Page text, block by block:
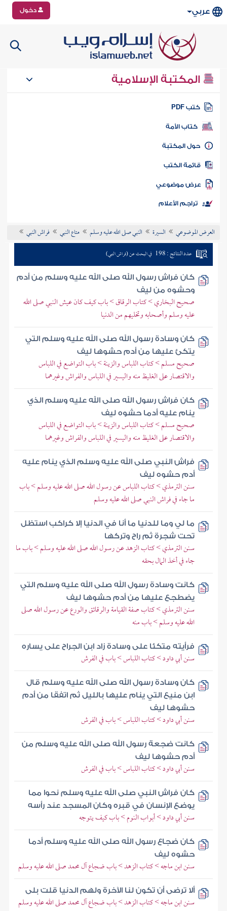
عربي دخول
المكتبة الإسلامية
كتب PDF
كتاب الأمة
المكتبة
الكتب
موضوعي
تراجم الأعلام
العرض الموضوعي السيرة النبي صلى الله عليه وسلم متاع النبي فراش النبي
عدد النتائج : 198 في البحث عن (فراش النبي)
كان فراش رسول الله صلى الله عليه وسلم من أدم
وحشوه من ليف
صحيح البخاري > كتاب الرقاق > باب كيف كان عيش النبي صلى الله
عليه وسلم وأصحابه وتخليهم من الدنيا
كان وسادة رسول الله صلى الله عليه وسلم التي
يتكئ عليها من أدم حشوها ليف
صحيح مسلم > كتاب اللباس والزينة > باب التواضع في اللباس
والاقتصار على الغليظ منه واليسير في اللباس والفراش وغيرهما
كان فراش رسول الله صلى الله عليه وسلم الذي
ينام عليه أدما حشوه ليف
صحيح مسلم > كتاب اللباس والزينة > باب التواضع في اللباس
والاقتصار على الغليظ منه واليسير في اللباس والفراش وغيرهما
فراش النبي صلى الله عليه وسلم الذي ينام عليه
أدم حشوه ليف
سنن الترمذي > كتاب اللباس عن رسول الله صلى الله عليه وسلم > باب
ما جاء في فراش النبي صلى الله عليه وسلم
ما لي وما للدنيا ما أنا في الدنيا إلا كراكب استظل
تحت شجرة ثم راح وتركها
سنن الترمذي > كتاب الزهد عن رسول الله صلى الله عليه وسلم > باب ما
جاء في أخذ المال بحقه
كانت وسادة رسول الله صلى الله عليه وسلم التي
يضطجع عليها من أدم حشوها ليف
سنن الترمذي > كتاب صفة القيامة والرقائق والورع عن رسول الله صلى
الله عليه وسلم > باب منه
فرأيته متكئا على وسادة زاد ابن الجراح على يساره
سنن أبي داود > كتاب اللباس > باب في الفرش
كان وسادة رسول الله صلى الله عليه وسلم قال
ابن منيع التي ينام عليها بالليل ثم اتفقا من أدم
حشوها ليف
سنن أبي داود > كتاب اللباس > باب في الفرش
كانت ضجعة رسول الله صلى الله عليه وسلم من
أدم حشوها ليف
سنن أبي داود > كتاب اللباس > باب في الفرش
كان فراش النبي صلى الله عليه وسلم نحوا مما
يوضع الإنسان في قبره وكان المسجد عند رأسه
سنن أبي داود > أبواب النوم > باب كيف يتوجه
كان ضجاع رسول الله صلى الله عليه وسلم أدما
حشوه ليف
سنن ابن ماجه > كتاب الزهد > باب ضجاع آل محمد صلى الله عليه وسلم
ألا ترضى أن تكون لنا الآخرة ولهم الدنيا قلت بلى
سنن ابن ماجه > كتاب الزهد > باب ضجاع آل محمد صلى الله عليه وسلم